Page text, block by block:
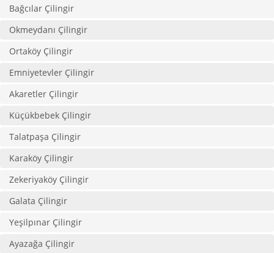
Bağcılar Çilingir
Okmeydanı Çilingir
Ortaköy Çilingir
Emniyetevler Çilingir
Akaretler Çilingir
Küçükbebek Çilingir
Talatpaşa Çilingir
Karaköy Çilingir
Zekeriyaköy Çilingir
Galata Çilingir
Yeşilpınar Çilingir
Ayazağa Çilingir